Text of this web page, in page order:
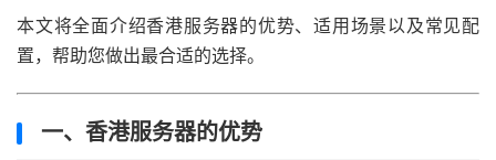
本文将全面介绍香港服务器的优势、适用场景以及常见配
置，帮助您做出最合适的选择。
一、香港服务器的优势